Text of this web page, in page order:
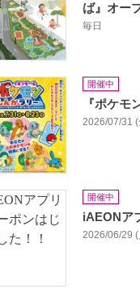
ば』オー
毎日
開催中
『ポケモ
2026/07/31
開催中
iAEONア
2026/06/29